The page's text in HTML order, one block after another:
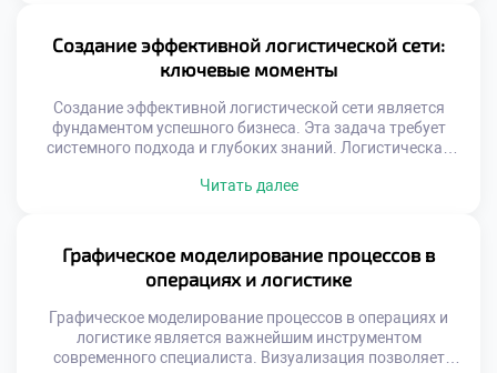
выше теоретических знаний. Технологии определяют
скорость и качество ежедневных операций. Рынок
логистического ПО отличается огромным разнообразием
решений. От простых таблиц […]
Создание эффективной логистической сети:
ключевые моменты
Создание эффективной логистической сети является
фундаментом успешного бизнеса. Эта задача требует
системного подхода и глубоких знаний. Логистическая
потребителями товаров. От её качества зависит скорость
компании. Выпускники должны уметь проектировать
такие сложные структуры. Профессионализм в этой
области гарантирует востребованность на рынке […]
Читать далее
Графическое моделирование процессов в
операциях и логистике
Графическое моделирование процессов в операциях и
логистике является важнейшим инструментом
современного специалиста. Визуализация позволяет